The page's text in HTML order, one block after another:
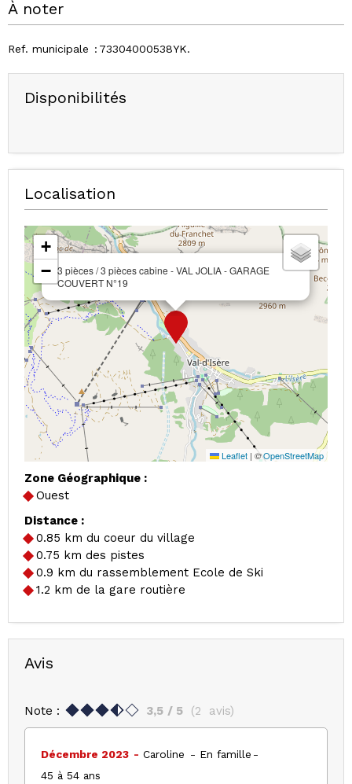
À noter
Ref. municipale 73304000538YK
Disponibilités
Localisation
3 pièces / 3 pièces cabine - VAL JOLIA - GARAGE
COUVERT N°19
+
−
Leaflet | ©OpenStreetMap
Zone Géographique :
Ouest
Distance :
0.85 km du coeur du village
0.75 km des pistes
0.9 km du rassemblement Ecole de Ski
1.2 km de la gare routière
Avis
Note : 3,5 / 5 (2 avis)
Décembre 2023 Caroline
En famille
45 à 54 ans